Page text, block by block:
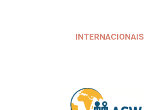
INTERNACIONAIS